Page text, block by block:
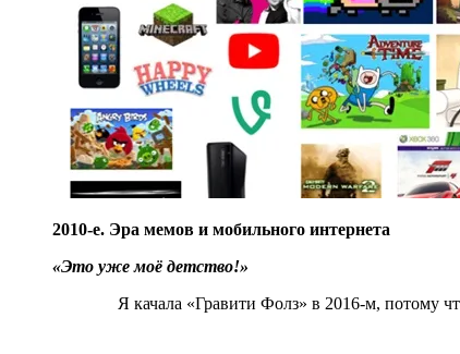
2010-е. Эра мемов и мобильного интернета
«Это уже моё детство!»
Я качала «Гравити Фолз» в 2016-м, потому